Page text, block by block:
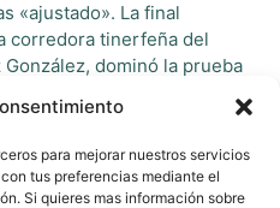
para mejorar nuestros servicios
tus preferencias mediante el
Si quieres mas información sobre
«ajustado». La final
corredora tinerfeña del
dominó la prueba
canario de